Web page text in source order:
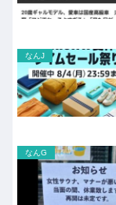
なんJ
なんG